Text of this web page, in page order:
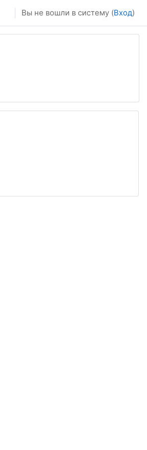
Вы не вошли в систему (Вход)